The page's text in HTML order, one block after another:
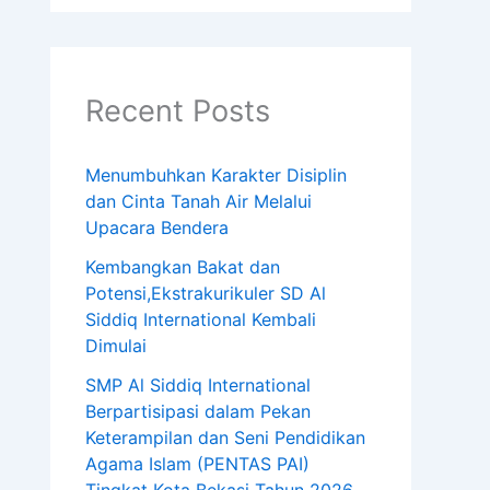
Recent Posts
Menumbuhkan Karakter Disiplin
dan Cinta Tanah Air Melalui
Upacara Bendera
Kembangkan Bakat dan
Potensi,Ekstrakurikuler SD Al
Siddiq International Kembali
Dimulai
SMP Al Siddiq International
Berpartisipasi dalam Pekan
Keterampilan dan Seni Pendidikan
Agama Islam (PENTAS PAI)